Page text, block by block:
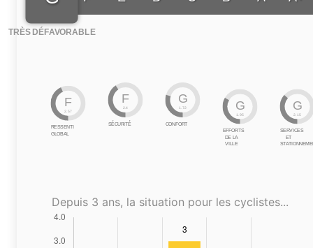
TRÈS DÉFAVORABLE
F
2.57
RESSENTI
GLOBAL
F
2.4
SÉCURITÉ
G
1.72
CONFORT
G
1.95
EFFORTS
DE LA
VILLE
G
2.15
SERVICES
ET
Depuis 3 ans, la situation pour les cyclistes...